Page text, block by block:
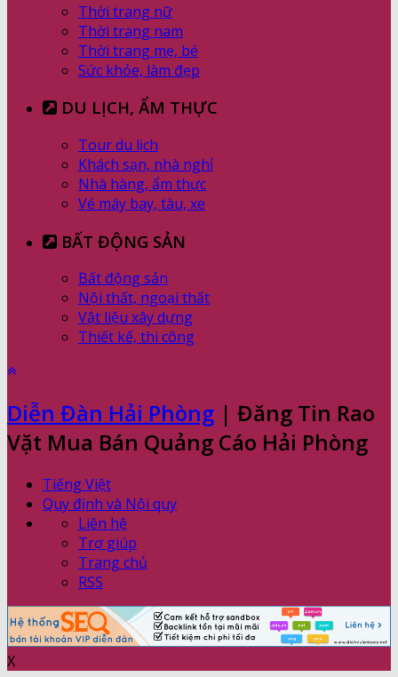
Thời trang nữ
Thời trang nam
Thời trang mẹ, bé
Sức khỏe, làm đẹp
DU LỊCH, ẨM THỰC
Tour du lịch
Khách sạn, nhà nghỉ
Nhà hàng, ẩm thực
Vé máy bay, tàu, xe
BẤT ĐỘNG SẢN
Bất động sản
Nội thất, ngoại thất
Vật liệu xây dựng
Thiết kế, thi công
Diễn Đàn Hải Phòng | Đăng Tin Rao
Vặt Mua Bán Quảng Cáo Hải Phòng
Tiếng Việt
Quy định và Nội quy
Liên hệ
Trợ giúp
Trang chủ
RSS
X